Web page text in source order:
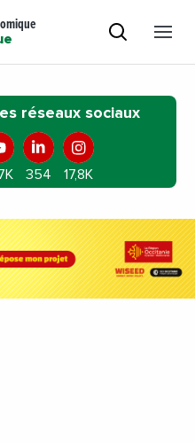
réseaux sociaux
354 17,8K